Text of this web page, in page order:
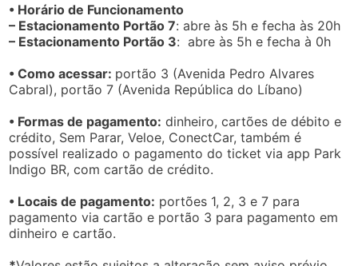
• Horário de Funcionamento
– Estacionamento Portão 7: abre às 5h e fecha às 20h
– Estacionamento Portão 3: abre às 5h e fecha à 0h
• Como acessar: portão 3 (Avenida Pedro Alvares
Cabral), portão 7 (Avenida República do Líbano)
• Formas de pagamento: dinheiro, cartões de débito e
crédito, Sem Parar, Veloe, ConectCar, também é
possível realizado o pagamento do ticket via app Park
Indigo BR, com cartão de crédito.
• Locais de pagamento: portões 1, 2, 3 e 7 para
pagamento via cartão e portão 3 para pagamento em
dinheiro e cartão.